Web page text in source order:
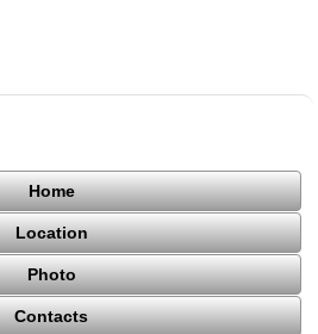
Home
Location
Photo
Contacts